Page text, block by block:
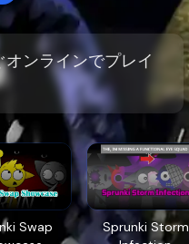
ンラインでプレイ
Swap
Sprunki Storm